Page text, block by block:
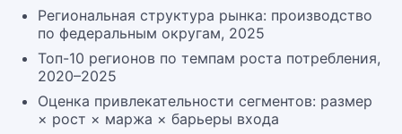
Региональная структура рынка: производство
по федеральным округам, 2025
Топ-10 регионов по темпам роста потребления,
2020–2025
Оценка привлекательности сегментов: размер
× рост × маржа × барьеры входа